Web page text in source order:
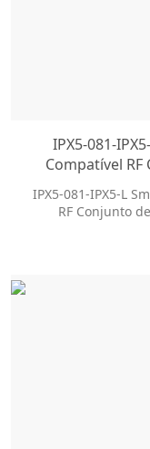
IPX5-081-
Compatível
IPX5-081-IPX5-L
RF Conjunto